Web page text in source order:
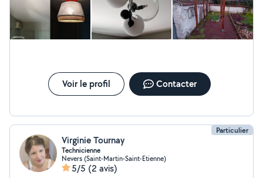
Voir le profil Contacter
Particulier
Virginie Tournay
Technicienne
Nevers (Saint-Martin-Saint-Etienne)
5/5 (2 avis)